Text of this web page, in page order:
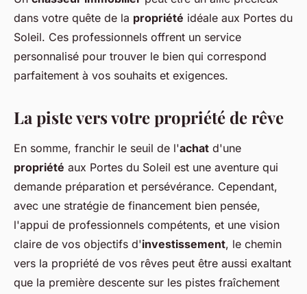
dans votre quête de la propriété idéale aux Portes du
Soleil. Ces professionnels offrent un service
personnalisé pour trouver le bien qui correspond
parfaitement à vos souhaits et exigences.
La piste vers votre propriété de rêve
En somme, franchir le seuil de l'achat d'une
propriété aux Portes du Soleil est une aventure qui
demande préparation et persévérance. Cependant,
avec une stratégie de financement bien pensée,
l'appui de professionnels compétents, et une vision
claire de vos objectifs d'investissement, le chemin
vers la propriété de vos rêves peut être aussi exaltant
que la première descente sur les pistes fraîchement